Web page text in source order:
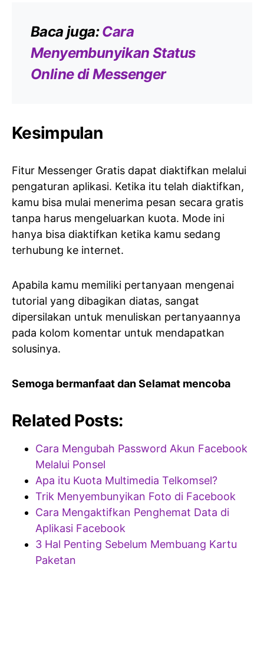
Baca juga:Cara
Menyembunyikan Status
Online di Messenger
Kesimpulan
Fitur Messenger Gratis dapat diaktifkan melalui
pengaturan aplikasi. Ketika itu telah diaktifkan,
kamu bisa mulai menerima pesan secara gratis
tanpa harus mengeluarkan kuota. Mode ini
hanya bisa diaktifkan ketika kamu sedang
terhubung ke internet.
Apabila kamu memiliki pertanyaan mengenai
tutorial yang dibagikan diatas, sangat
dipersilakan untuk menuliskan pertanyaannya
pada kolom komentar untuk mendapatkan
solusinya.
Semoga bermanfaat dan Selamat mencoba
Related Posts:
Cara Mengubah Password Akun Facebook
Melalui Ponsel
Apa itu Kuota Multimedia Telkomsel?
Trik Menyembunyikan Foto di Facebook
Cara Mengaktifkan Penghemat Data di
Aplikasi Facebook
3 Hal Penting Sebelum Membuang Kartu
Paketan